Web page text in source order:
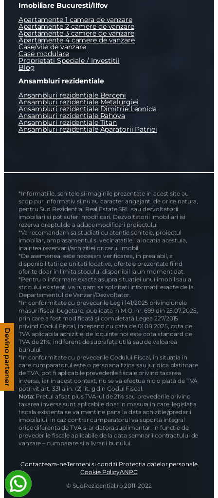
Imobiliare Bucuresti/Ilfov
Apartamente 1 camera de vanzare
Apartamente 2 camere de vanzare
Apartamente 3 camere de vanzare
Apartamente 4 camere de vanzare
Case/vile de vanzare
Case modulare
Proprietati Speciale / Investitii
Blog
Ansambluri rezidentiale
Ansambluri rezidentiale Berceni
Ansambluri rezidentiale Metalurgiei
Ansambluri rezidentiale Dimitrie Leonida
Ansambluri rezidentiale Rahova
Ansambluri rezidentiale Titan
Ansambluri rezidentiale Aparatorii Patriei
*Informatiile, schitele si imaginile prezentate in acest site au
scop pur informativ si nu au caracter angajant, de orice natura,
pentru Sud Rezidential Real Estate SRL sau dezvoltatorii
imobiliari si pot suferi modificari. Dezvoltatorii imobiliari isi
rezerva dreptul de a aduce modificari proiectului
*Va recomandam sa studiati cu atentie schitele, proiectul
imobiliar, amplasamentul si vecinatatile, la locatia acestuia,
inaintea rezervarii/achizitiei oricarui imobil.
*De asemenea, este necesara verificarea, în prealabil, a
disponibilitatii de unitati locative, ofertele prezentate fiind
oferite doar in limita stocului disponibil la un moment dat.
*Pentru o informare exacta asupra situatiei unui imobil sau a
stocului existent, va rugam sa solicitati informatii exacte de la
Departamentul de Vanzari/Dezvoltator.
*In conformitate cu prevederile Legii 141/2025 privind unele
măsuri fiscal-bugetare, publicata in M.O. nr. 699 din 25.07.2025,
prin care a fost modificată și completată Legea 227/2015
privind Codul Fiscal, incepand cu data de 01.08.2025, cota de
TVA aplicabila achizitiei de locuinte noi este cota standard de
TVA de 21%, indiferent de suprafața utilă sau de valoarea
bunului.
*In conformitate cu prevederile Codului Fiscal, in situatia in
care cumparatorul este o persoana fizica sau juridica platitoare
de TVA, pot fi aplicabile prevederile fiscale privind taxarea
inversa, iar in acest context, nu se va efectua nicio plată de TVA
potrivit art. 331 alin. (2) lit. g din Codul Fiscal.
Nota:Pretul afisat plus TVA-ul de 21% sau prevederile privind
taxarea inversa sunt aplicabile doar in masura in care, legislatia
fiscala existenta se va mentine pana la data achizitiei/predarii
imobilului, in caz contrar cumparatorul va suporta integral
orice diferenta de TVA s-ar datora suplimentar, in functie de
prevederile fiscale aplicabile de la data semnarii contractului de
vanzare – cumparare si a livrarii bunului.
Contacteaza-neTermeni si conditiiProtectia datelor personale
Cookie PolicyANPC
© SudRezidential.ro 2011-2022
Devino partener